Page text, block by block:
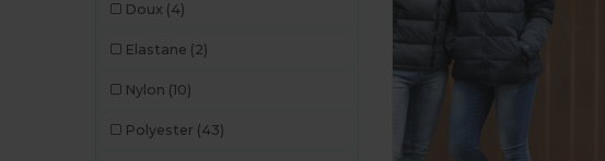
Doux (4)
Elastane (2)
Nylon (10)
Polyester (43)